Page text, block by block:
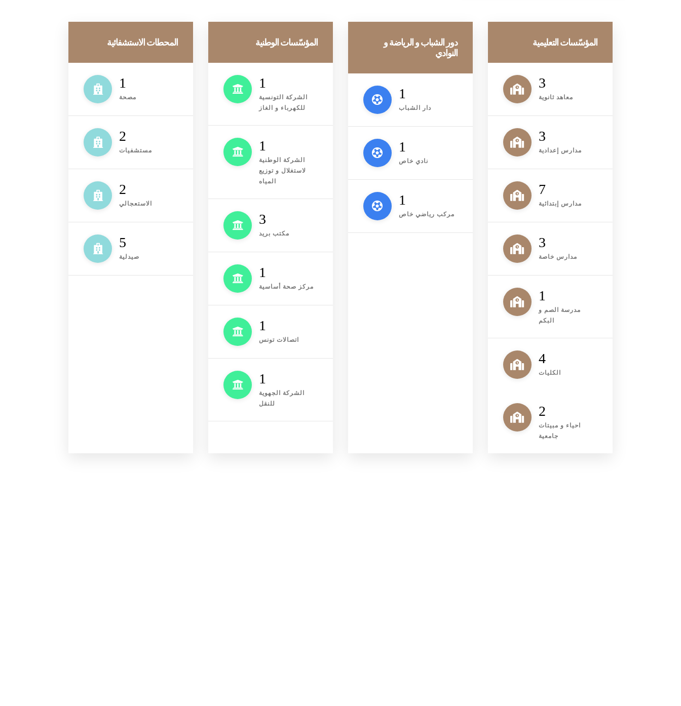
المؤسّسات التعليمية
3
معاهد ثانوية
3
مدارس إعدادية
8
مدارس إبتدائية
3
مدارس خاصة
1
مدرسة الصم و
البكم
5
الكليات
2
احياء و مبيتات
جامعية
دور الشباب و الرياضة و
النوادي
1
دار الشباب
1
نادي خاص
1
مركب رياضي خاص
المؤسّسات الوطنية
1
الشركة التونسية
للكهرباء و الغاز
1
الشركة الوطنية
لاستغلال و توزيع
المياه
4
مكتب بريد
1
مركز صحة أساسية
1
اتصالات تونس
1
الشركة الجهوية
للنقل
المحطات الاستشفائية
1
مصحة
2
مستشفيات
2
الاستعجالي
6
صيدلية